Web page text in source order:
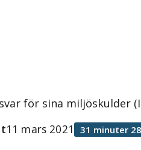
för sina miljöskulder
11 mars 2021 31 minuter